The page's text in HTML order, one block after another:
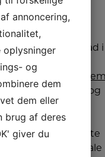
hvad du
for, at den
skal
kunne. En
standard
opvaskemaskine
kan
vaske
vejlede
dig. Du
gode råd i
, og
du kan
altid
kontakte
din lokale
annoncering,
oplysninger
og
dem
dem eller
brug af deres
giver du